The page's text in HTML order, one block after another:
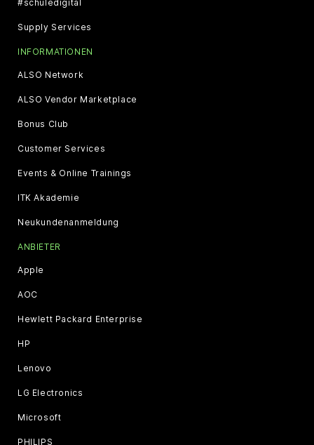
#schuledigital
Supply Services
INFORMATIONEN
ALSO Network
ALSO Vendor Marketplace
Bonus Club
Customer Services
Events & Online Trainings
ITK Akademie
Neukundenanmeldung
ANBIETER
Apple
AOC
Hewlett Packard Enterprise
HP
Lenovo
LG Electronics
Microsoft
PHILIPS